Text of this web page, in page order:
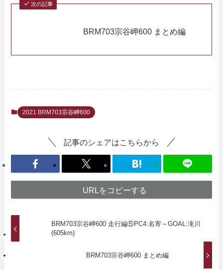
次の記事
BRM703宗谷岬600 まとめ編
2021 BRM703宗谷岬600
記事のシェアはこちらから
URLをコピーする
BRM703宗谷岬600 走行編⑤PC4:名寄～GOAL:滝川
(605km)
BRM703宗谷岬600 まとめ編